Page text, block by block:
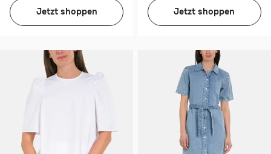
Jetzt shoppen Jetzt shoppen